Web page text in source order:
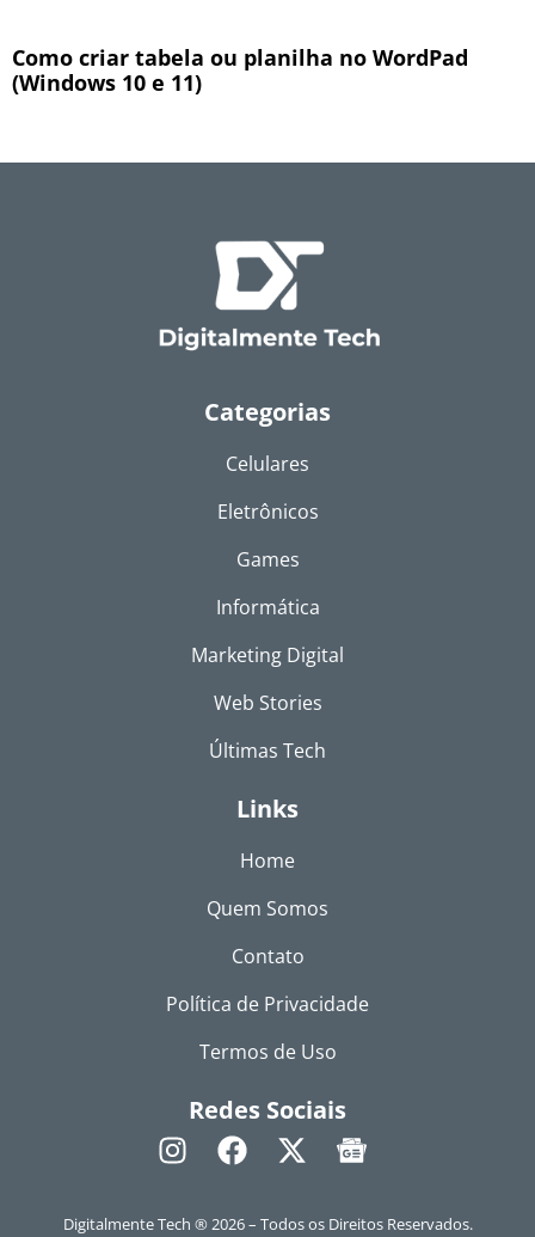
Como criar tabela ou planilha no WordPad
(Windows 10 e 11)
Categorias
Celulares
Eletrônicos
Games
Informática
Marketing Digital
Web Stories
Últimas Tech
Links
Home
Quem Somos
Contato
Política de Privacidade
Termos de Uso
Redes Sociais
Digitalmente Tech ® 2026 – Todos os Direitos Reservados.